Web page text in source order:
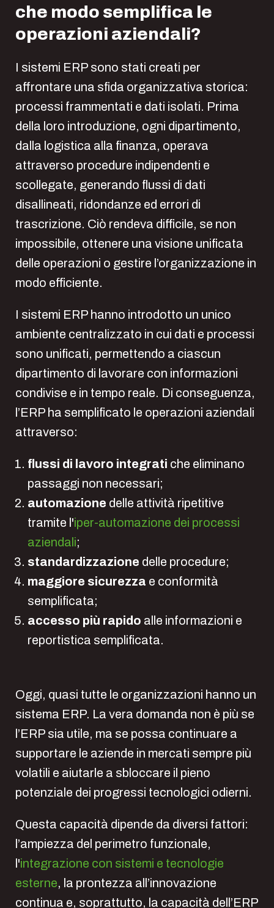
che modo semplifica le
operazioni aziendali?
I sistemi ERP sono stati creati per
affrontare una sfida organizzativa storica:
processi frammentati e dati isolati. Prima
della loro introduzione, ogni dipartimento,
dalla logistica alla finanza, operava
attraverso procedure indipendenti e
scollegate, generando flussi di dati
disallineati, ridondanze ed errori di
trascrizione. Ciò rendeva difficile, se non
impossibile, ottenere una visione unificata
delle operazioni o gestire l’organizzazione in
modo efficiente.
I sistemi ERP hanno introdotto un unico
ambiente centralizzato in cui dati e processi
sono unificati, permettendo a ciascun
dipartimento di lavorare con informazioni
condivise e in tempo reale. Di conseguenza,
l’ERP ha semplificato le operazioni aziendali
attraverso:
flussi di lavoro integrati che eliminano
passaggi non necessari;
automazione delle attività ripetitive
tramite l'iper-automazione dei processi
aziendali;
standardizzazione delle procedure;
maggiore sicurezza e conformità
semplificata;
accesso più rapido alle informazioni e
reportistica semplificata.
Oggi, quasi tutte le organizzazioni hanno un
sistema ERP. La vera domanda non è più se
l’ERP sia utile, ma se possa continuare a
supportare le aziende in mercati sempre più
volatili e aiutarle a sbloccare il pieno
potenziale dei progressi tecnologici odierni.
Questa capacità dipende da diversi fattori:
l’ampiezza del perimetro funzionale,
l'integrazione con sistemi e tecnologie
esterne, la prontezza all’innovazione
continua e, soprattutto, la capacità dell’ERP